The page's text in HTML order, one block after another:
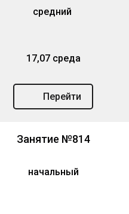
средний
17,07 среда
Перейти
Занятие №814
начальный